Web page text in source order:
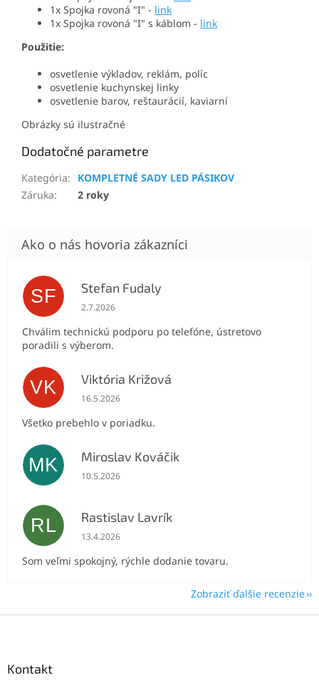
1x Spojka rovoná "I" - link
1x Spojka rovoná "I" s káblom - link
Použitie:
osvetlenie výkladov, reklám, políc
osvetlenie kuchynskej linky
osvetlenie barov, reštaurácií, kaviarní
Obrázky sú ilustračné
Dodatočné parametre
Kategória:
KOMPLETNÉ SADY LED PÁSIKOV
Záruka: 2 roky
SF Stefan Fudaly
Hodnotenie obchodu je 5 z 5 hviezdičiek.
2.7.2026
Chválim technickú podporu po telefóne, ústretovo
poradili s výberom.
VK Viktória Križová
Hodnotenie obchodu je 5 z 5 hviezdičiek.
16.5.2026
Všetko prebehlo v poriadku.
MK Miroslav Kováčik
Hodnotenie obchodu je 5 z 5 hviezdičiek.
10.5.2026
RL Rastislav Lavrík
Hodnotenie obchodu je 5 z 5 hviezdičiek.
13.4.2026
Som veľmi spokojný, rýchle dodanie tovaru.
Zobraziť ďalšie recenzie
Kontakt